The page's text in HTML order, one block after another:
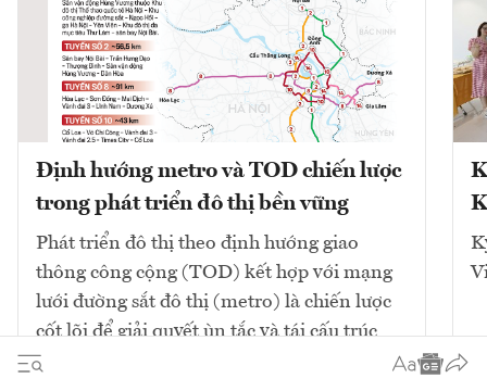
Định hướng metro và TOD chiến lược
trong phát triển đô thị bền vững
Phát triển đô thị theo định hướng giao
thông công cộng (TOD) kết hợp với mạng
lưới đường sắt đô thị (metro) là chiến lược
cốt lõi để giải quyết ùn tắc và tái cấu trúc
không gian. Mô hình này tập...